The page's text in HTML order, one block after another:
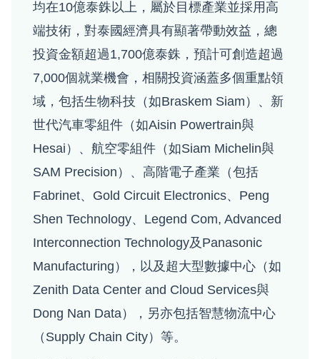
均在10億泰銖以上，屬於目標產業並採用高
端技術，對泰國經濟具有顯著帶動效益，總
投資金額超過1,700億泰銖，預計可創造超過
7,000個就業機會，相關投資涵蓋多個重點領
域，包括生物科技（如Braskem Siam）、新
世代汽車零組件（如Aisin Powertrain與
Hesai）、航空零組件（如Siam Michelin與
SAM Precision）、高階電子產業（包括
Fabrinet、Gold Circuit Electronics、Peng
Shen Technology、Legend Com, Advanced
Interconnection Technology及Panasonic
Manufacturing），以及超大型數據中心（如
Zenith Data Center and Cloud Services與
Dong Nan Data），另亦包括智慧物流中心
（Supply Chain City）等。